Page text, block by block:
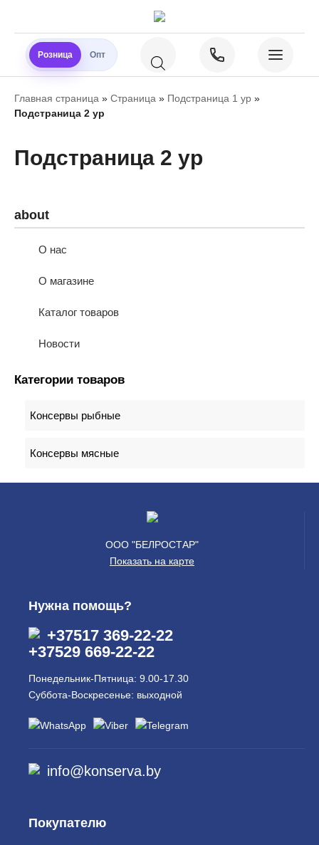
Розница Опт
Главная страница » Страница » Подстраница 1 ур »
Подстраница 2 ур
Подстраница 2 ур
about
О нас
О магазине
Каталог товаров
Новости
Категории товаров
Консервы рыбные
Консервы мясные
ООО "БЕЛРОСТАР"
Показать на карте
Нужна помощь?
+37517 369-22-22
+37529 669-22-22
Понедельник-Пятница: 9.00-17.30
Суббота-Воскресенье: выходной
info@konserva.by
Покупателю